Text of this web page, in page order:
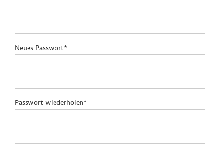
Neues Passwort*
Passwort wiederholen*